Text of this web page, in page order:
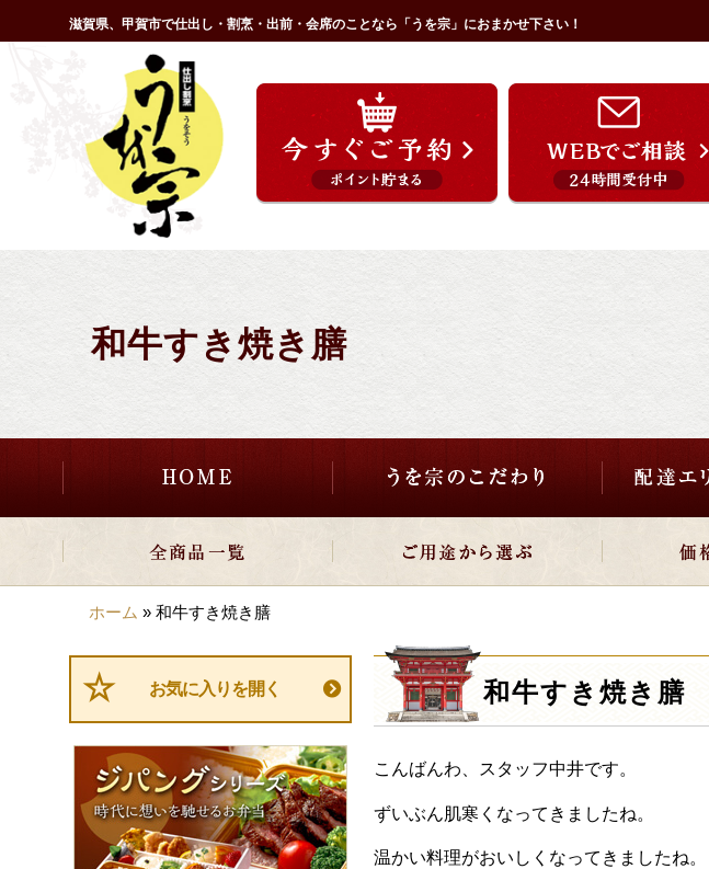
ン
滋賀県、甲賀市で仕出し・割烹・出前・会席のことなら「うを宗」におまかせ下さい！
和牛すき焼き膳
HOME うを宗のこだわり
ご用途から選ぶ
ホーム » 和牛すき焼き膳
和牛すき焼き膳
こんばんわ、スタッフ中井です。
ずいぶん肌寒くなってきましたね。
温かい料理がおいしくなってきましたね。
お気に入りを開く
ジ
ン
グ